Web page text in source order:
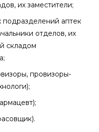
их заместители;
подразделений аптек
отделов, их
складом
провизоры-